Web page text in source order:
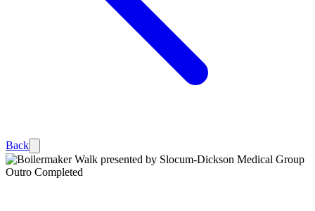
Back
Outro Completed